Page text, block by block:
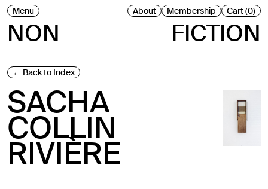
NON FICTION
Menu About Membership Cart (0)
Back to Index
SACHA
COLLIN
RIVIÈRE